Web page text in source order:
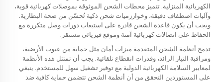
الكهربائية المنزلية. تتميز محطات الشحن الموثوقة بموصلات كهربائية قوية،
وآليات اصطفاف دقيقة، وخوارزميات شحن ذكية تُحسّن من صحة البطارية.
ويجب أن يكون قاعدة الشحن قادرة على استيعاب دورات وصل متكررة مع
الحفاظ على اتصالات كهربائية آمنة وموقع فيزيائي مستقر.
تدمج أنظمة الشحن المتقدمة ميزات أمان مثل حماية من عيوب الأرضية،
ومراقبة التيار الزائد، وقدرات انقطاع تلقائية. يجب أن تمتثل هذه الأنظمة
لمعايير السلامة الكهربائية الدولية مع توفير تشغيل سهل للمستخدم. ينبغي
على المستوردين التحقق من أن أنظمة الشحن تتضمن حماية كافية ضد